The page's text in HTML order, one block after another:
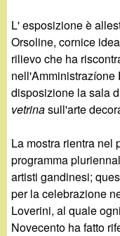
L' esposizione è
Orsoline, cornice
rilievo che ha
nell'Amministrazíone
disposizione la sala
vetrinasull'arte
La mostra rientra nel
programma
artisti gandinesi;
per la celebrazione
Loverini, al quale
Novecento ha fatto